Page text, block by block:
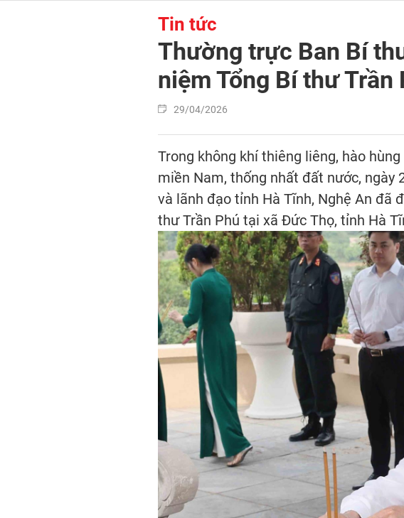
Tin tức
Thường trực Ban Bí
niệm Tổng Bí thư Trần
29/04/2026
Trong không khí thiêng liêng, hào
miền Nam, thống nhất đất nước, ngày
và lãnh đạo tỉnh Hà Tĩnh, Nghệ An đã
thư Trần Phú tại xã Đức Thọ, tỉnh Hà